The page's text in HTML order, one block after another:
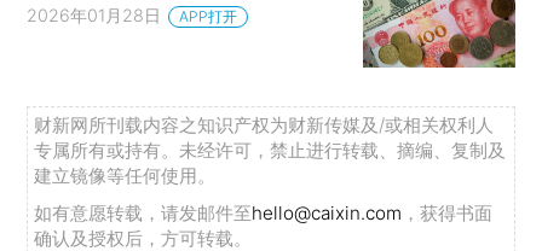
2026年01月28日 APP打开
财新网所刊载内容之知识产权为财新传媒及/或相关权利人
专属所有或持有。未经许可，禁止进行转载、摘编、复制及
建立镜像等任何使用。
如有意愿转载，请发邮件至hello@caixin.com ，获得书面
确认及授权后，方可转载。